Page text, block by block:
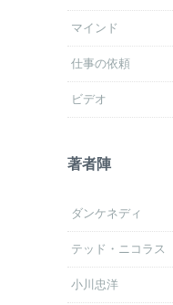
マインド
仕事の依頼
ビデオ
著者陣
ダンケネディ
テッド・ニコラス
小川忠洋